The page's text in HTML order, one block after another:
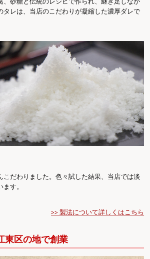
タレは、当店のこだわりが凝縮した濃厚ダレで
こだわりました。色々試した結果、当店では淡
す。
>> 製法について詳しくはこちら
東区の地で創業